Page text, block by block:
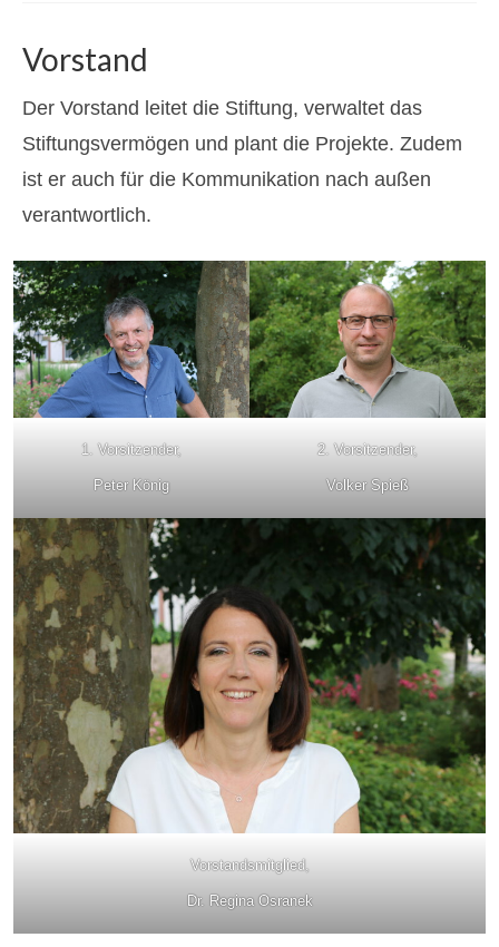
Partner
Geschichte
Projekte
Kinderfasching
Summernights
Adventsfenster
Langläufer
Projekt Pfarrheim und Wohnanlage
Gartenstraße
Einmalige Momente
Pizza-Abend
Historischer Vortrag
Initiative Zukunftsdorf
Termine
Mitmachen
Vorstand
Der Vorstand leitet die Stiftung, verwaltet das
Stiftungsvermögen und plant die Projekte. Zudem
ist er auch für die Kommunikation nach außen
verantwortlich.
1. Vorsitzender,
Peter König
2. Vorsitzender,
Volker Spieß
Vorstandsmitglied,
Dr. Regina Osranek